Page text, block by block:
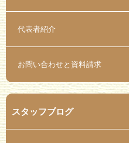
代表者紹介
お問い合わせと資料請求
スタッフブログ